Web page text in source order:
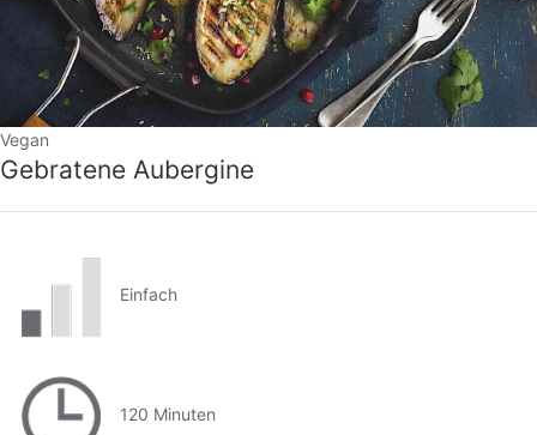
Vegan
Gebratene Aubergine
Einfach
120 Minuten